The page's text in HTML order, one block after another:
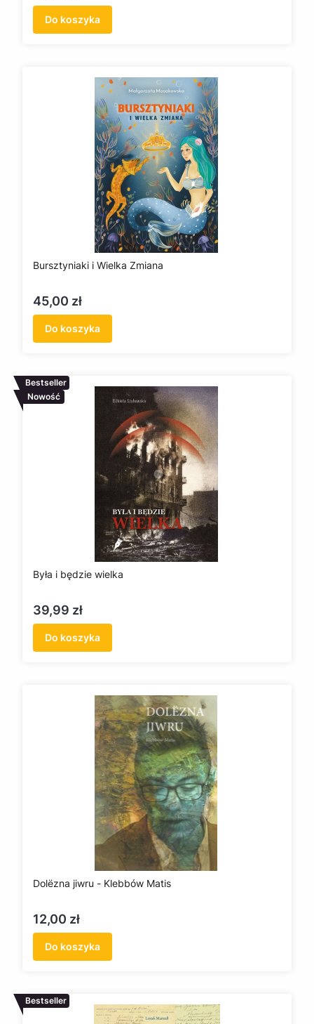
Do koszyka
Bursztyniaki i Wielka Zmiana
Cena
45,00 zł
Do koszyka
Bestseller
Nowość
Była i będzie wielka
Cena
39,99 zł
Do koszyka
Dolëzna jiwru - Klebbów Matis
Cena
12,00 zł
Do koszyka
Bestseller